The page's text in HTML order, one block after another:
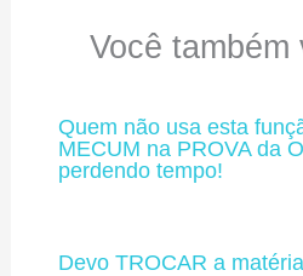
Você também
Quem não usa esta
MECUM na PROVA da
perdendo tempo!
Devo TROCAR a